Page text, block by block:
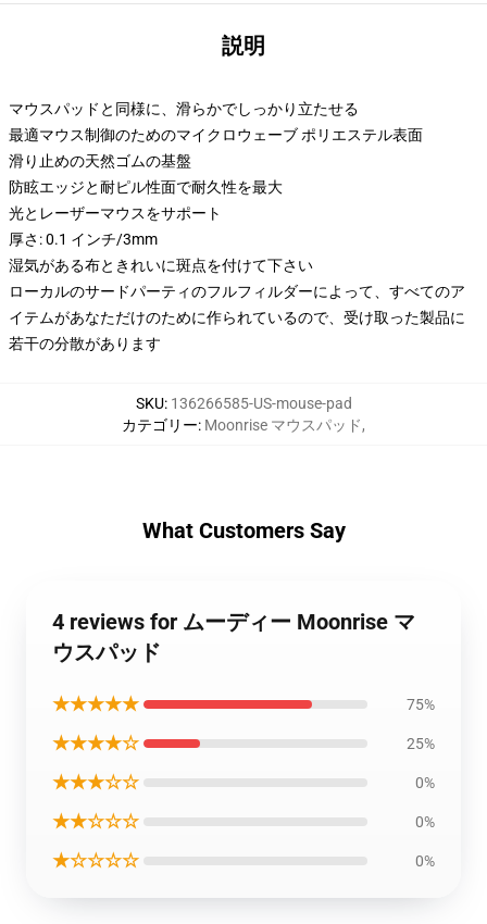
説明
マウスパッドと同様に、滑らかでしっかり立たせる
最適マウス制御のためのマイクロウェーブ ポリエステル表面
滑り止めの天然ゴムの基盤
防眩エッジと耐ピル性面で耐久性を最大
光とレーザーマウスをサポート
厚さ: 0.1 インチ/3mm
湿気がある布ときれいに斑点を付けて下さい
ローカルのサードパーティのフルフィルダーによって、すべてのア
イテムがあなただけのために作られているので、受け取った製品に
若干の分散があります
SKU: 136266585-US-mouse-pad
カテゴリー: Moonrise マウスパッド,
What Customers Say
4 reviews for ムーディー Moonrise マ
ウスパッド
★★★★★ 75%
★★★★☆ 25%
★★★☆☆ 0%
★★☆☆☆ 0%
★☆☆☆☆ 0%